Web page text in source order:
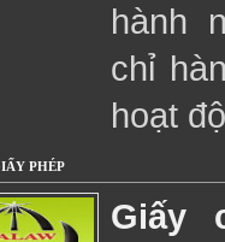
hành
chỉ
hoạt
PHÉP
Giấy